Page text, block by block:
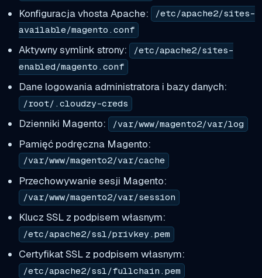
Konfiguracja vhosta Apache:
/etc/apache2/sites-
available/magento.conf
Aktywny symlink strony:
/etc/apache2/sites-
enabled/magento.conf
Dane logowania administratora i bazy danych:
/root/.cloudzy-creds
Dzienniki Magento: /var/www/magento2/var/log
Pamięć podręczna Magento:
/var/www/magento2/var/cache
Przechowywanie sesji Magento:
/var/www/magento2/var/session
Klucz SSL z podpisem własnym:
/etc/apache2/ssl/privkey.pem
Certyfikat SSL z podpisem własnym:
/etc/apache2/ssl/fullchain.pem